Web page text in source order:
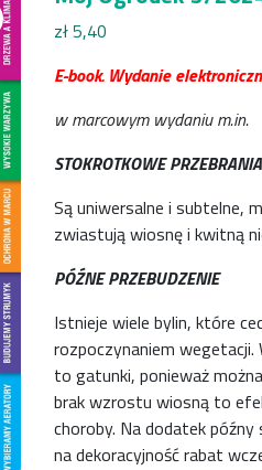
zł5,40
E-book. Wydanie
w marcowym wydaniu m.in.
STOKROTKOWE PRZEBRANIA
Są uniwersalne i subtelne,
zwiastują wiosnę i kwitną
PÓŹNE PRZEBUDZENIE
Istnieje wiele bylin, które
rozpoczynaniem
to gatunki, ponieważ
brak wzrostu wiosną to
choroby. Na dodatek
na dekoracyjność rabat